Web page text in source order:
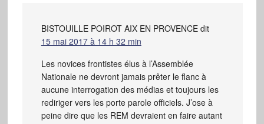
BISTOUILLE POIROT AIX EN PROVENCE dit
15 mai 2017 à 14 h 32 min
Les novices frontistes élus à l’Assemblée
Nationale ne devront jamais prêter le flanc à
aucune interrogation des médias et toujours les
rediriger vers les porte parole officiels. J’ose à
peine dire que les REM devraient en faire autant